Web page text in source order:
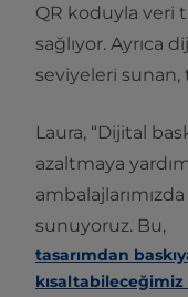
QR koduyla veri
sağlıyor. Ayrıca
seviyeleri
Laura, “Dijital
azaltmaya
sunuyoruz. Bu,
tasarımdan